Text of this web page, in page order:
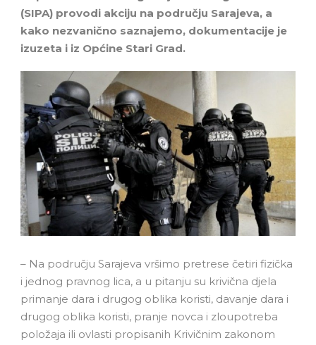
(SIPA) provodi akciju na području Sarajeva, a
kako nezvanično saznajemo, dokumentacije je
izuzeta i iz Općine Stari Grad.
– Na području Sarajeva vršimo pretrese četiri fizička
i jednog pravnog lica, a u pitanju su krivična djela
primanje dara i drugog oblika koristi, davanje dara i
drugog oblika koristi, pranje novca i zloupotreba
položaja ili ovlasti propisanih Krivičnim zakonom